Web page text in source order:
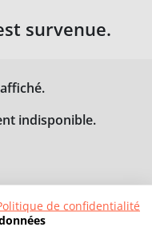
survenue.
indisponible.
de confidentialité